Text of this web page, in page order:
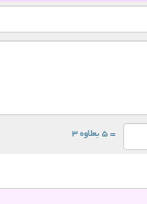
= ۵ بعلاوه ۳